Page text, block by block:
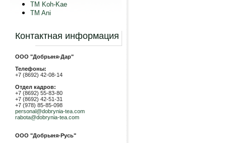
ТМ Koh-Kae
TM Ani
Контактная информация
ООО "Добрыня-Дар"
Телефоны:
+7 (8692) 42-08-14
Отдел кадров:
+7 (8692) 55-83-80
+7 (8692) 42-51-31
+7 (978) 85-85-098
personal@dobrynia-tea.com
rabota@dobrynia-tea.com
ООО "Добрыня-Русь"